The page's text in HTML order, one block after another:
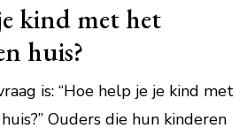
kind met het
huis?
is: “Hoe help je je kind met
Ouders die hun kinderen